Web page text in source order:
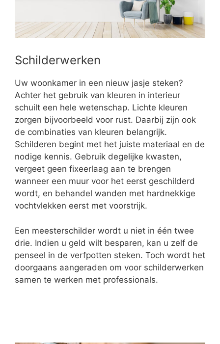
Schilderwerken
Uw woonkamer in een nieuw jasje steken?
Achter het gebruik van kleuren in interieur
schuilt een hele wetenschap. Lichte kleuren
zorgen bijvoorbeeld voor rust. Daarbij zijn ook
de combinaties van kleuren belangrijk.
Schilderen begint met het juiste materiaal en de
nodige kennis. Gebruik degelijke kwasten,
vergeet geen fixeerlaag aan te brengen
wanneer een muur voor het eerst geschilderd
wordt, en behandel wanden met hardnekkige
vochtvlekken eerst met voorstrijk.
Een meesterschilder wordt u niet in één twee
drie. Indien u geld wilt besparen, kan u zelf de
penseel in de verfpotten steken. Toch wordt het
doorgaans aangeraden om voor schilderwerken
samen te werken met professionals.